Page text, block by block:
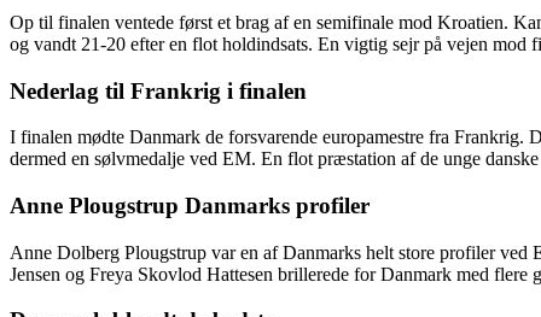
Op til finalen ventede først et brag af en semifinale mod Kroatien.
og vandt 21-20 efter en flot holdindsats. En vigtig sejr på vejen mod
Nederlag til Frankrig i finalen
I finalen mødte Danmark de forsvarende europamestre fra Frankrig.
dermed en sølvmedalje ved EM. En flot præstation af de unge
Anne Plougstrup Danmarks profiler
Anne Dolberg Plougstrup var en af Danmarks helt store profiler ved
Jensen og Freya Skovlod Hattesen brillerede for Danmark med flere